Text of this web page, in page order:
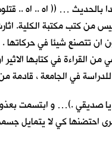
بالحديث … (( اه .. اه ..
من كتب مكتبة الكلية.
ان تتصنع شيئا في
من القراءة في كتابها
للدراسة في الجامعة ،
صديقي .)… و ابتسمت
احتضنها كي لا يتمايل